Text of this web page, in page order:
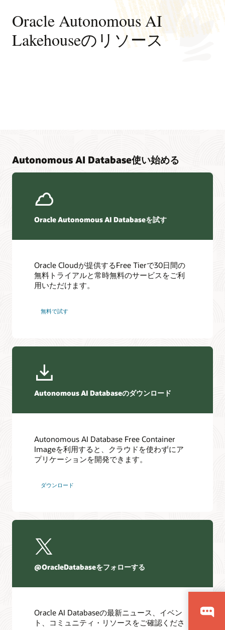
Oracle Autonomous AI
Lakehouseのリソース
移行に関するリソース
OCI Database Migration
ダウンタイムなしの移行ツール
Autonomous AI Lakehouseの導入に関する製品ドキュメント
その他の情報
順を追った説明による実践的なワークショップを使用し
て、モダンなデータウェアハウスを作成する方法、デー
タレイクを設定する方法を学び、機械学習を体験しま
ニュースレター
クラウドが牽引する自律的な世界を実現するための情報、ヒ
ント、秘訣、サンプル・コード。
ニュースレターを見る
分析およびデータ・ウェアハウス用ツールとアプリケー
ション向けのAutonomous AI Database
Autonomous AI Database使い始める
Oracle Autonomous AI Databaseを試す
Oracle Cloudが提供するFree Tierで30日間の
無料トライアルと常時無料のサービスをご利
用いただけます。
無料で試す
Autonomous AI Databaseのダウンロード
Autonomous AI Database Free Container
Imageを利用すると、クラウドを使わずにア
プリケーションを開発できます。
ダウンロード
@OracleDatabaseをフォローする
Oracle AI Databaseの最新ニュース、イベン
ト、コミュニティ・リソースをご確認くださ